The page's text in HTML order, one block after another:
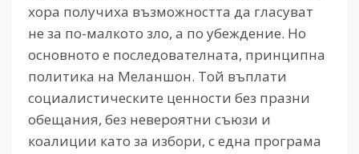
хора получиха възможността да гласуват
не за по-малкото зло, а по убеждение. Но
основното е последователната, принципна
политика на Меланшон. Той въплати
социалистическите ценности без празни
обещания, без невероятни съюзи и
коалиции като за избори, с една програма